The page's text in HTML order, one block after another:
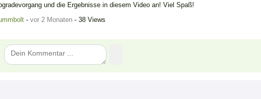
und die Ergebnisse in diesem Video an! Viel Spaß!
- vor 2 Monaten - 38 Views